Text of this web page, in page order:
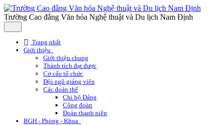
Trường Cao đẳng Văn hóa Nghệ thuật và Du lịch Nam Định
Trang nhất
Giới thiệu
Giới thiệu chung
Thành tích đạt được
Cơ cấu tổ chức
Đội ngũ giảng viên
Các đoàn thể
Chi bộ Đảng
Công đoàn
Đoàn thanh niên
BGH - Phòng - Khoa